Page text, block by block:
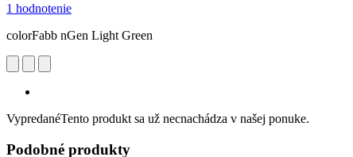
1 hodnotenie
colorFabb nGen Light Green
VypredanéTento produkt sa už necnachádza v našej ponuke.
Podobné produkty